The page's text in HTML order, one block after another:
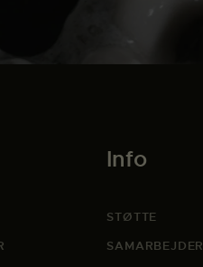
Info
STØTTE
SAMARBEJDER